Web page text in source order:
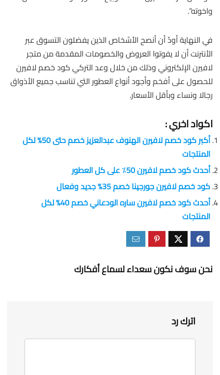
واخوته”.
في النهاية أودّ أن أنصح الأشخاص الذين يفضلون التسوق عبر
الأنترنت أن لا يفوتوا العروض والخصومات المقدمة من متجر
لافيرن الإلكتروني وذلك من خلال وعد التركي كود خصم لافيرن
للحصول على أفخم وأجود أنواع العطور التي تناسب جميع الأذواق
رجالا ونساء وبأقل الأسعار.
اكواد اخري :
أكبر كود خصم لافيرن الهنوف عبدالعزيز خصم حتى 50% لكل
المنتجات
أحدث كود خصم لافيرن 50٪ على كل العطور
كود خصم لافيرن جورجينا خصم 35% جديد وفعال
أحدث كود خصم لافيرن ساره الودعاني خصم 40% لكل
المنتجات
نحن سوف نكون سعداء لسماع أفكارك
اترك رد